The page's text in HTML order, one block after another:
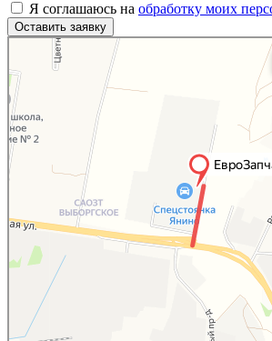
Я соглашаюсь на обработку моих
Яндекс.Карты
Яндекс.Карты — поиск мест и адресов, городской